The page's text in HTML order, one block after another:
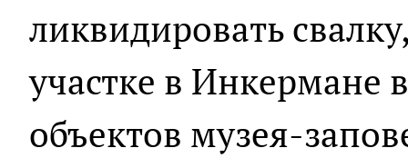
ликвидировать
участке в Инкермане
объектов музея-